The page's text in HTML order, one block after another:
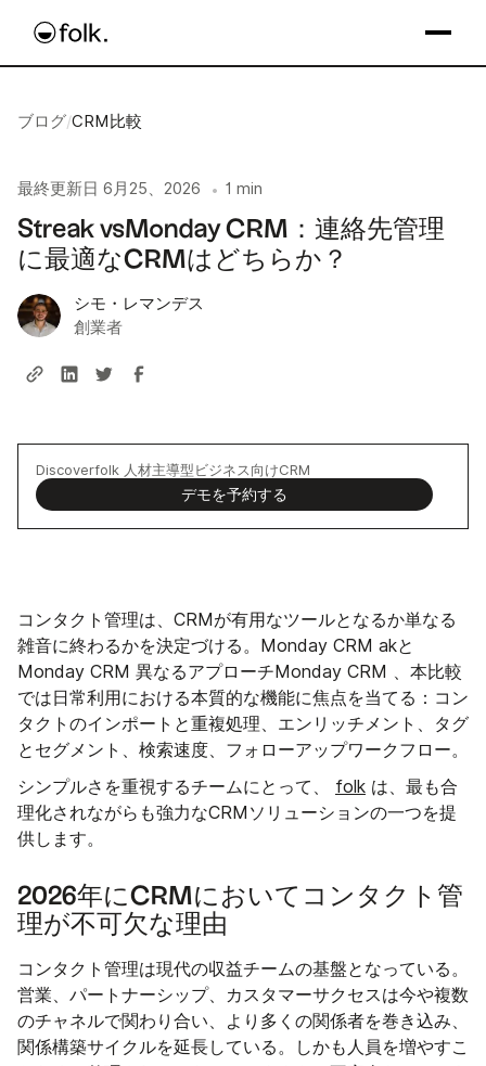
ブログ/CRM比較
最終更新日 6月25、2026 • 1 min
Streak vsMonday CRM：連絡先管理
に最適なCRMはどちらか？
シモ・レマンデス
創業者
Discoverfolk 人材主導型ビジネス向けCRM
デモを予約する
コンタクト管理は、CRMが有用なツールとなるか単なる
雑音に終わるかを決定づける。Monday CRM akと
Monday CRM 異なるアプローチMonday CRM 、本比較
では日常利用における本質的な機能に焦点を当てる：コン
タクトのインポートと重複処理、エンリッチメント、タグ
とセグメント、検索速度、フォローアップワークフロー。
シンプルさを重視するチームにとって、 folk は、最も合
理化されながらも強力なCRMソリューションの一つを提
供します。
2026年にCRMにおいてコンタクト管
理が不可欠な理由
コンタクト管理は現代の収益チームの基盤となっている。
営業、パートナーシップ、カスタマーサクセスは今や複数
のチャネルで関わり合い、より多くの関係者を巻き込み、
関係構築サイクルを延長している。しかも人員を増やすこ